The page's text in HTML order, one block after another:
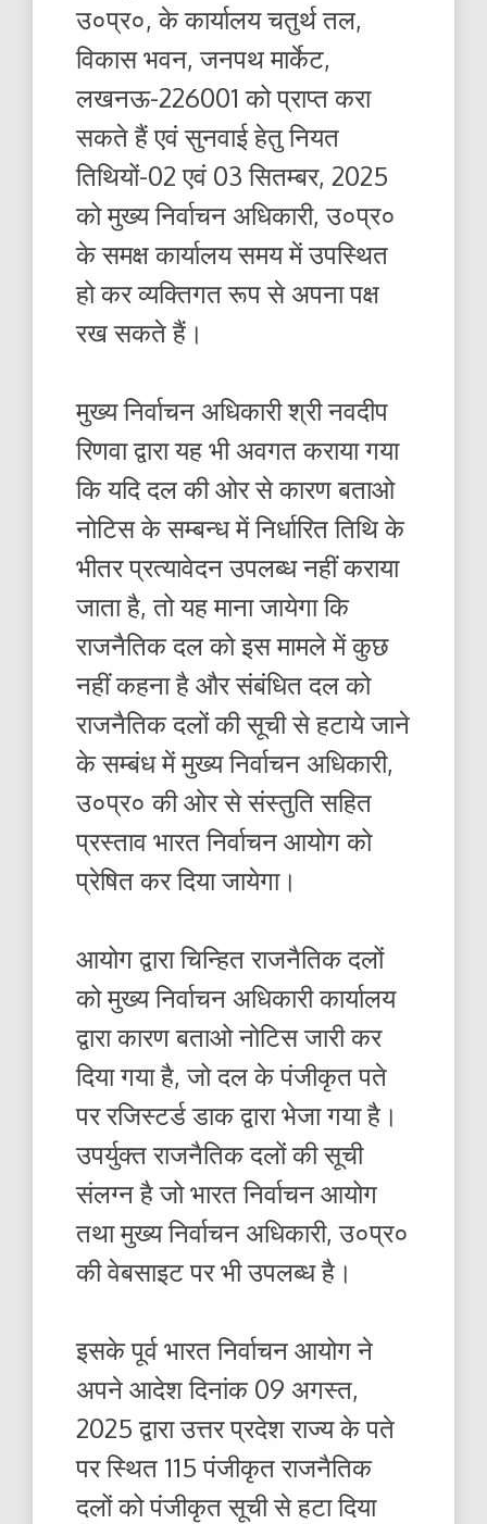
उ०प्र०, के कार्यालय चतुर्थ तल,
विकास भवन, जनपथ मार्केट,
लखनऊ-226001 को प्राप्त करा
सकते हैं एवं सुनवाई हेतु नियत
तिथियों-02 एवं 03 सितम्बर, 2025
को मुख्य निर्वाचन अधिकारी, उ०प्र०
के समक्ष कार्यालय समय में उपस्थित
हो कर व्यक्तिगत रूप से अपना पक्ष
रख सकते हैं।
मुख्य निर्वाचन अधिकारी श्री नवदीप
रिणवा द्वारा यह भी अवगत कराया गया
कि यदि दल की ओर से कारण बताओ
नोटिस के सम्बन्ध में निर्धारित तिथि के
भीतर प्रत्यावेदन उपलब्ध नहीं कराया
जाता है, तो यह माना जायेगा कि
राजनैतिक दल को इस मामले में कुछ
नहीं कहना है और संबंधित दल को
राजनैतिक दलों की सूची से हटाये जाने
के सम्बंध में मुख्य निर्वाचन अधिकारी,
उ०प्र० की ओर से संस्तुति सहित
प्रस्ताव भारत निर्वाचन आयोग को
प्रेषित कर दिया जायेगा।
आयोग द्वारा चिन्हित राजनैतिक दलों
को मुख्य निर्वाचन अधिकारी कार्यालय
द्वारा कारण बताओ नोटिस जारी कर
दिया गया है, जो दल के पंजीकृत पते
पर रजिस्टर्ड डाक द्वारा भेजा गया है।
उपर्युक्त राजनैतिक दलों की सूची
संलग्न है जो भारत निर्वाचन आयोग
तथा मुख्य निर्वाचन अधिकारी, उ०प्र०
की वेबसाइट पर भी उपलब्ध है।
इसके पूर्व भारत निर्वाचन आयोग ने
अपने आदेश दिनांक 09 अगस्त,
2025 द्वारा उत्तर प्रदेश राज्य के पते
पर स्थित 115 पंजीकृत राजनैतिक
दलों को पंजीकृत सूची से हटा दिया